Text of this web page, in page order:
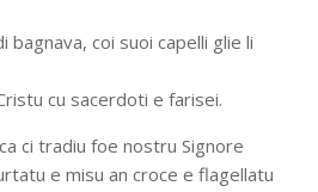
bagnava, coi suoi capelli glie li
cu sacerdoti e farisei.
ci tradiu foe nostru Signore
e misu an croce e flagellatu